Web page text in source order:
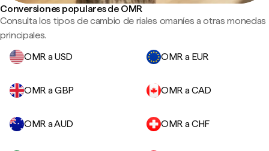
Conversiones populares de OMR
Consulta los tipos de cambio de riales omaníes a otras monedas
principales.
OMR a USD
OMR a EUR
OMR a GBP OMR a CAD
OMR a AUD OMR a CHF